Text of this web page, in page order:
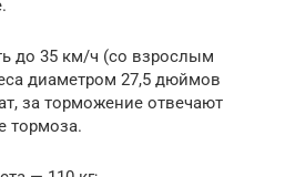
до 35 км/ч (со взрослым
диаметром 27,5 дюймов
за торможение отвечают
тормоза.